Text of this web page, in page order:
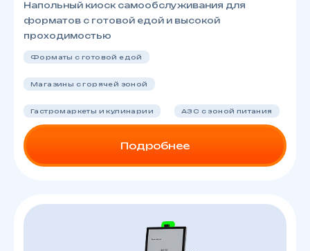
Напольный киоск самообслуживания для
форматов с готовой едой и высокой
проходимостью
Форматы с готовой едой
Магазины с горячей зоной
Гастромаркеты и кулинарии АЗС с зоной питания
Подробнее